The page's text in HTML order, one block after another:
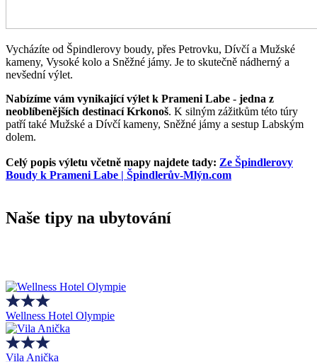
Vycházíte od Špindlerovy boudy, přes Petrovku, Dívčí a Mužské
kameny, Vysoké kolo a Sněžné jámy. Je to skutečně nádherný a
nevšední výlet.
Nabízíme vám vynikající výlet k Prameni Labe - jedna z
neoblíbenějších destinací Krkonoš. K silným zážitkům této túry
patří také Mužské a Dívčí kameny, Sněžné jámy a sestup Labským
dolem.
Celý popis výletu včetně mapy najdete tady: Ze Špindlerovy
Boudy k Prameni Labe | Špindlerův-Mlýn.com
Naše tipy na ubytování
Wellness Hotel Olympie
Vila Anička